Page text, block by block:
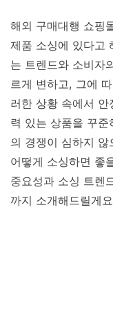
해외 구매대행 쇼핑
제품 소싱에 있다고
는 트렌드와 소비자
르게 변하고, 그에
러한 상황 속에서
력 있는 상품을 꾸
의 경쟁이 심하지
어떻게 소싱하면 좋
중요성과 소싱 트렌
까지 소개해드릴게